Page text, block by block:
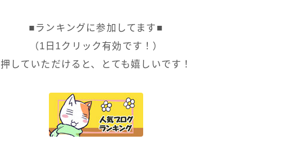
■ランキングに参加してます■
（1日1クリック有効です！）
押していただけると、とても嬉しいです！